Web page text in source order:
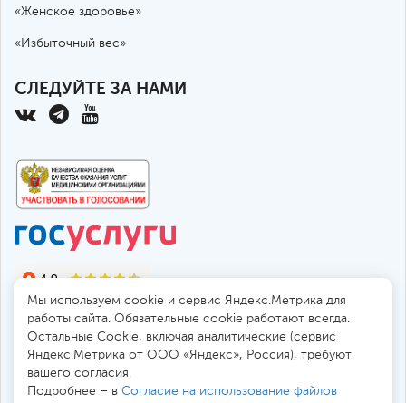
«Женское здоровье»
«Избыточный вес»
СЛЕДУЙТЕ ЗА НАМИ
194017, Россия, Санкт-Петербург, пр. Тореза 72
Мы используем cookie и сервис Яндекс.Метрика для
работы сайта. Обязательные cookie работают всегда.
Остальные Сookie, включая аналитические (сервис
Яндекс.Метрика от ООО «Яндекс», Россия), требуют
вашего согласия.
Подробнее – в Согласие на использование файлов